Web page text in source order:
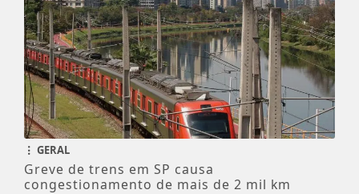
GERAL
Greve de trens em SP causa
congestionamento de mais de 2 mil km